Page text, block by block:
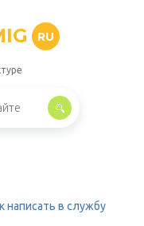
RU
написать в службу